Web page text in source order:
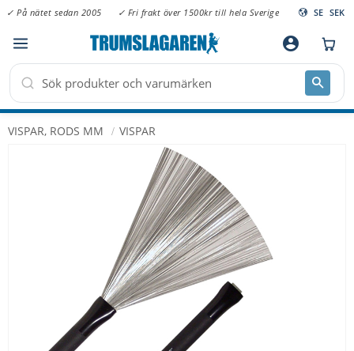
Meny
✓ På nätet sedan 2005 ✓ Fri frakt över 1500kr till hela Sverige SE SEK
account_circle
VISPAR, RODS MM VISPAR